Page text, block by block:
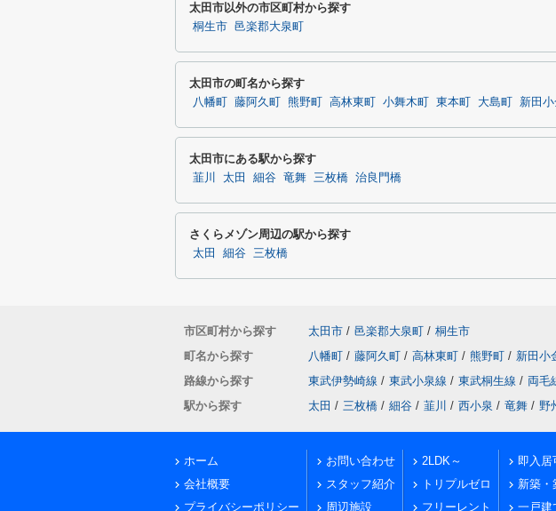
太田市以外の市区町村から探す
桐生市 邑楽郡大泉町
太田市の町名から探す
八幡町 藤阿久町 熊野町 高林東町 小舞木町 東本町 大島町 新田小
太田市にある駅から探す
韮川 太田 細谷 竜舞 三枚橋 治良門橋
さくらメゾン周辺の駅から探す
太田 細谷 三枚橋
市区町村から探す 太田市 / 邑楽郡大泉町 / 桐生市
町名から探す
八幡町 / 藤阿久町 / 高林東町 / 熊野町 / 新田小
路線から探す
東武伊勢崎線 / 東武小泉線 / 東武桐生線 / 両毛
駅から探す
太田 / 三枚橋 / 細谷 / 韮川 / 西小泉 / 竜舞 / 野
ホーム
会社概要
プライバシーポリシー
お問い合わせ
スタッフ紹介
周辺施設
2LDK～
トリプルゼロ
フリーレント
即入居
新築・
一戸建